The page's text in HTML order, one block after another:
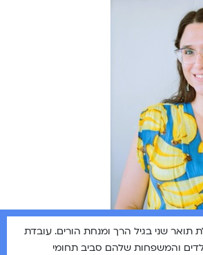
תואר שני בגיל הרך ומנחת הורים. עובדת
והמשפחות שלהם סביב תחומי